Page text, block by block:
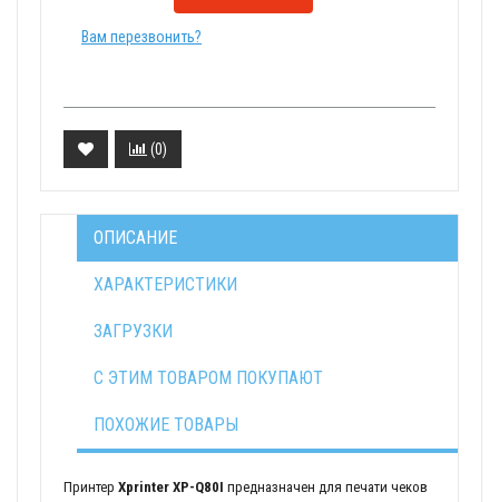
Вам перезвонить?
(0)
ОПИСАНИЕ
ХАРАКТЕРИСТИКИ
ЗАГРУЗКИ
С ЭТИМ ТОВАРОМ ПОКУПАЮТ
ПОХОЖИЕ ТОВАРЫ
Принтер Xprinter XP-Q80I предназначен для печати чеков